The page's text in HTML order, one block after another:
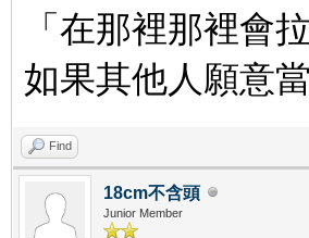
「在那裡那裡會
如果其他人願意
Find
18cm不含頭
Junior Member